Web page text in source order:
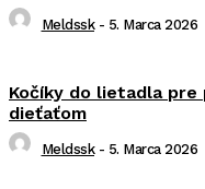
Meldssk - 5. Marca 2026
Kočíky do lietadla
dieťaťom
Meldssk - 5. Marca 2026